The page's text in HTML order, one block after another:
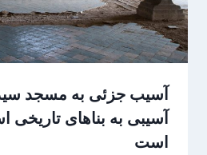
آسیب جزئی به مسجد
آسیبی به بناهای تاریخی
است